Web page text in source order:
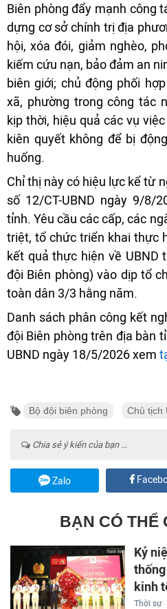
Biên phòng đẩy mạnh công
dựng cơ sở chính trị địa
hội, xóa đói, giảm nghèo,
kiếm cứu nạn, bảo đảm an
biên giới; chủ động phối
xã, phường trong công tác
kịp thời, hiệu quả các vụ
kiên quyết không để bị
huống.
Chỉ thị này có hiệu lực kể từ
số 12/CT-UBND ngày 9/8/
tỉnh. Yêu cầu các cấp, các
triệt, tổ chức triển khai thực
kết quả thực hiện về UBND
đội Biên phòng) vào dịp tổ
toàn dân 3/3 hằng năm.
Danh sách phân công kết
đội Biên phòng trên địa bàn
UBND ngày 18/5/2026 xem
Bộ đội biên phòng Chủ tịch
Chia sẻ ý kiến của bạn ...
Zalo
BẠN CÓ THỂ
Kỷ
kinh
Thời sự